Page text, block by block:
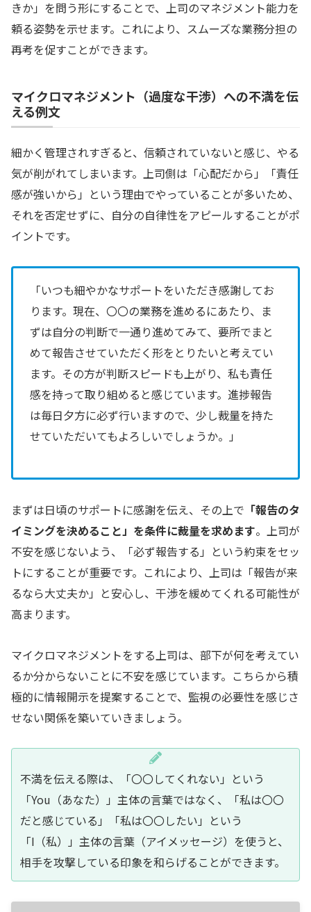
きか」を問う形にすることで、上司のマネジメント能力を
頼る姿勢を示せます。これにより、スムーズな業務分担の
再考を促すことができます。
マイクロマネジメント（過度な干渉）への不満を伝
える例文
細かく管理されすぎると、信頼されていないと感じ、やる
気が削がれてしまいます。上司側は「心配だから」「責任
感が強いから」という理由でやっていることが多いため、
それを否定せずに、自分の自律性をアピールすることがポ
イントです。
「いつも細やかなサポートをいただき感謝してお
ります。現在、〇〇の業務を進めるにあたり、ま
ずは自分の判断で一通り進めてみて、要所でまと
めて報告させていただく形をとりたいと考えてい
ます。その方が判断スピードも上がり、私も責任
感を持って取り組めると感じています。進捗報告
は毎日夕方に必ず行いますので、少し裁量を持た
せていただいてもよろしいでしょうか。」
まずは日頃のサポートに感謝を伝え、その上で 「報告のタ
イミングを決めること」を条件に裁量を求めます。上司が
不安を感じないよう、「必ず報告する」という約束をセッ
トにすることが重要です。これにより、上司は「報告が来
るなら大丈夫か」と安心し、干渉を緩めてくれる可能性が
高まります。
マイクロマネジメントをする上司は、部下が何を考えてい
るか分からないことに不安を感じています。こちらから積
極的に情報開示を提案することで、監視の必要性を感じさ
せない関係を築いていきましょう。
不満を伝える際は、「〇〇してくれない」という
「You（あなた）」主体の言葉ではなく、「私は〇〇
だと感じている」「私は〇〇したい」という
「I（私）」主体の言葉（アイメッセージ）を使うと、
相手を攻撃している印象を和らげることができます。